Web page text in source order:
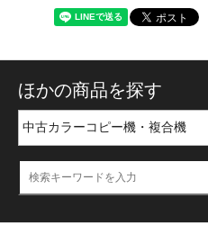
ほかの商品を探す